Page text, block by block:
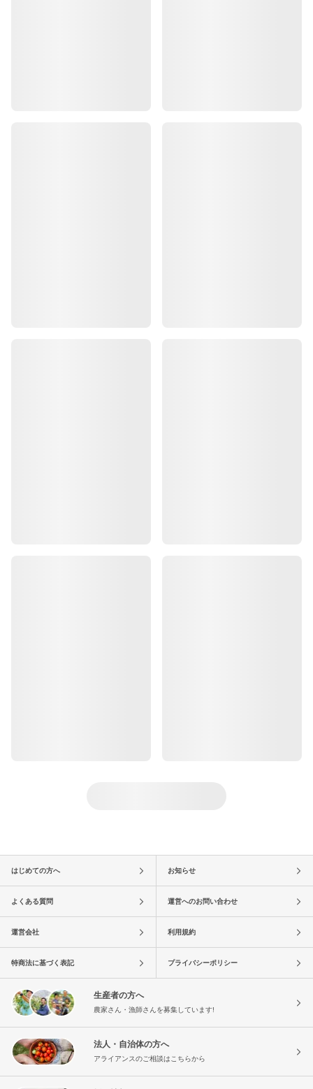
はじめての方へ お知らせ
よくある質問 運営へのお問い合わせ
運営会社 利用規約
特商法に基づく表記 プライバシーポリシー
生産者の方へ
農家さん・漁師さんを募集しています!
法人・自治体の方へ
アライアンスのご相談はこちらから